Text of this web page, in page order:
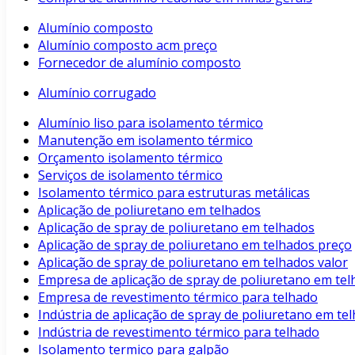
Alumínio composto
Alumínio composto acm preço
Fornecedor de alumínio composto
Alumínio corrugado
Alumínio liso para isolamento térmico
Manutenção em isolamento térmico
Orçamento isolamento térmico
Serviços de isolamento térmico
Isolamento térmico para estruturas metálicas
Aplicação de poliuretano em telhados
Aplicação de spray de poliuretano em telhados
Aplicação de spray de poliuretano em telhados preço
Aplicação de spray de poliuretano em telhados valor
Empresa de aplicação de spray de poliuretano em
Empresa de revestimento térmico para telhado
Indústria de aplicação de spray de poliuretano em
Indústria de revestimento térmico para telhado
Isolamento termico para galpão